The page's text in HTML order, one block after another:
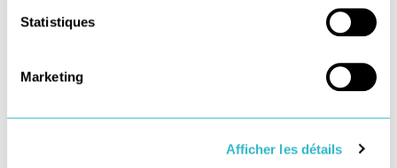
Statistiques
Marketing
Afficher les détails